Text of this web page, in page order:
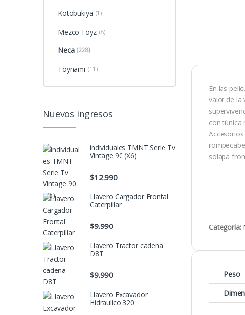
En las
valor de la
con túnica
solapa
Categoría:
Peso
Kotobukiya (1)
Mezco Toyz (8)
Neca (228)
Toynami (11)
Nuevos ingresos
individuales TMNT Serie Tv
Vintage 90 (X6)
$12.990
Llavero Cargador Frontal
Caterpillar
$9.990
Llavero Tractor cadena
D8T
$9.990
Llavero Excavador
Hidraulico 320